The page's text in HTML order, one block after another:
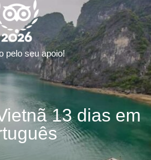
13 dias em
pelo seu apoio!